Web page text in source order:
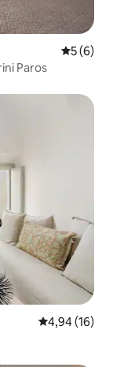
5 de
5 (6)
Paros
4,94 de uma
4,94 (16)